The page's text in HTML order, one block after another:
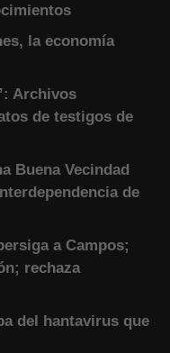
la economía
Archivos
de testigos de
Buena Vecindad
de
a Campos;
rechaza
del hantavirus que